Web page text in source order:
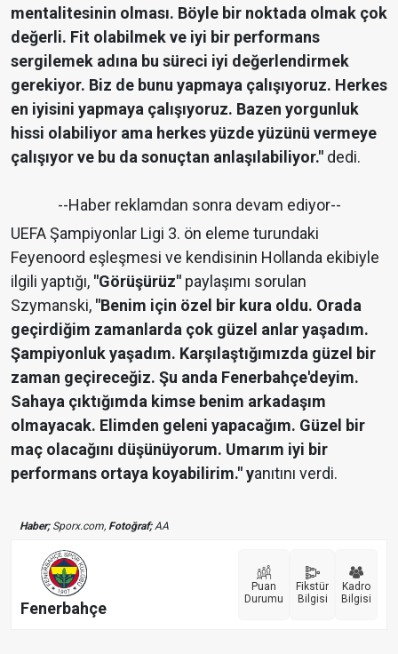
mentalitesinin olması. Böyle bir noktada olmak çok
değerli. Fit olabilmek ve iyi bir performans
sergilemek adına bu süreci iyi değerlendirmek
gerekiyor. Biz de bunu yapmaya çalışıyoruz. Herkes
en iyisini yapmaya çalışıyoruz. Bazen yorgunluk
hissi olabiliyor ama herkes yüzde yüzünü vermeye
çalışıyor ve bu da sonuçtan anlaşılabiliyor." dedi.
--Haber reklamdan sonra devam ediyor--
UEFA Şampiyonlar Ligi 3. ön eleme turundaki
Feyenoord eşleşmesi ve kendisinin Hollanda ekibiyle
ilgili yaptığı, "Görüşürüz" paylaşımı sorulan
Szymanski, "Benim için özel bir kura oldu. Orada
geçirdiğim zamanlarda çok güzel anlar yaşadım.
Şampiyonluk yaşadım. Karşılaştığımızda güzel bir
zaman geçireceğiz. Şu anda Fenerbahçe'deyim.
Sahaya çıktığımda kimse benim arkadaşım
olmayacak. Elimden geleni yapacağım. Güzel bir
maç olacağını düşünüyorum. Umarım iyi bir
performans ortaya koyabilirim." yanıtını verdi.
Haber;Sporx.com, Fotoğraf;AA
Fenerbahçe
Puan
Durumu
Fikstür
Bilgisi
Kadro
Bilgisi